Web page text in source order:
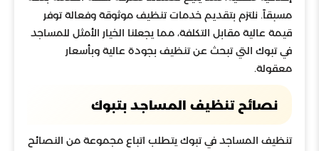
مسبقاً. نلتزم بتقديم خدمات تنظيف موثوقة وفعالة توفر
قيمة عالية مقابل التكلفة، مما يجعلنا الخيار الأمثل للمساجد
في تبوك التي تبحث عن تنظيف بجودة عالية وبأسعار
معقولة.
نصائح تنظيف المساجد بتبوك
تنظيف المساجد في تبوك يتطلب اتباع مجموعة من النصائح